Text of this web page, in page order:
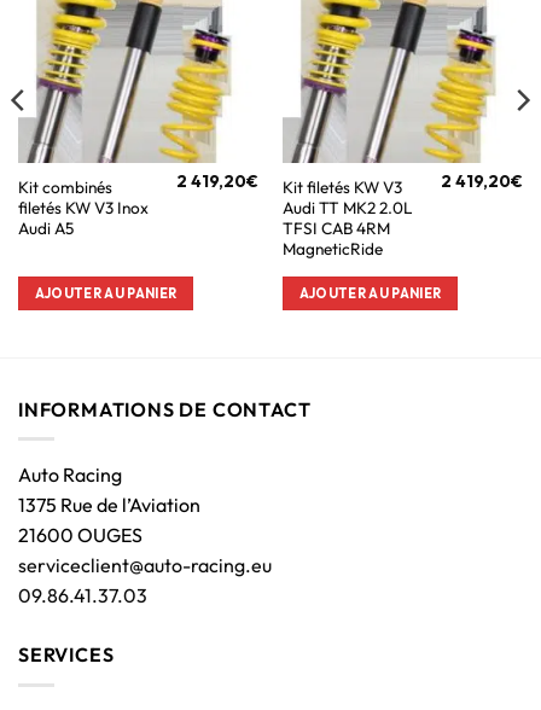
Kit combinés
filetés KW V3 Inox
Audi A5
2 419,20€
AJOUTER AU PANIER
Kit filetés KW V3
Audi TT MK2 2.0L
TFSI CAB 4RM
MagneticRide
2 419,20€
AJOUTER AU PANIER
INFORMATIONS DE CONTACT
Auto Racing
1375 Rue de l’Aviation
21600 OUGES
serviceclient@auto-racing.eu
09.86.41.37.03
SERVICES